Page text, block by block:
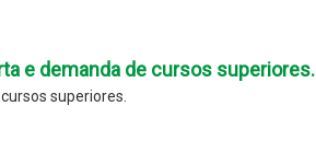
e demanda de cursos superiores.
superiores.